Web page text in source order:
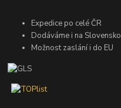
Expedice po celé ČR
Dodáváme i na Slovensko
Možnost zaslání i do EU